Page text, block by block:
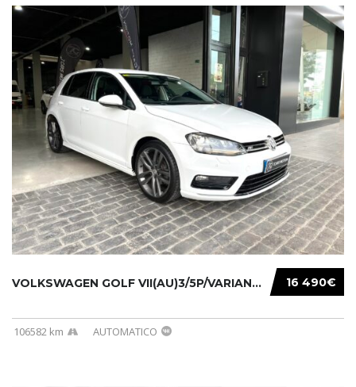
16 490€
VOLKSWAGEN GOLF VII(AU)3/5P/VARIANT(12-16 20...
106582 km AUTOMATICO